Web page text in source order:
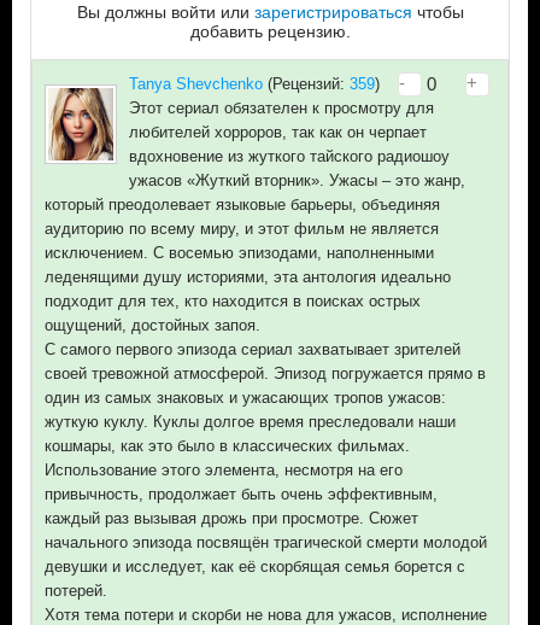
Вы должны войти или зарегистрироваться чтобы
добавить рецензию.
- 0 +
Tanya Shevchenko (Рецензий: 359)
Этот сериал обязателен к просмотру для
любителей хорроров, так как он черпает
вдохновение из жуткого тайского радиошоу
ужасов «Жуткий вторник». Ужасы – это жанр,
который преодолевает языковые барьеры, объединяя
аудиторию по всему миру, и этот фильм не является
исключением. С восемью эпизодами, наполненными
леденящими душу историями, эта антология идеально
подходит для тех, кто находится в поисках острых
ощущений, достойных запоя.
С самого первого эпизода сериал захватывает зрителей
своей тревожной атмосферой. Эпизод погружается прямо в
один из самых знаковых и ужасающих тропов ужасов:
жуткую куклу. Куклы долгое время преследовали наши
кошмары, как это было в классических фильмах.
Использование этого элемента, несмотря на его
привычность, продолжает быть очень эффективным,
каждый раз вызывая дрожь при просмотре. Сюжет
начального эпизода посвящён трагической смерти молодой
девушки и исследует, как её скорбящая семья борется с
потерей.
Хотя тема потери и скорби не нова для ужасов, исполнение